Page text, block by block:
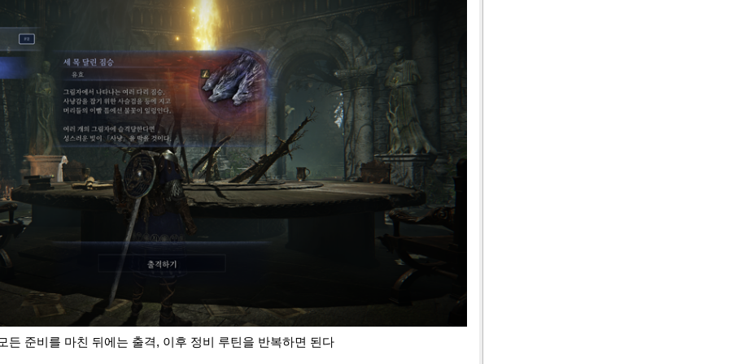
든 준비를 마친 뒤에는 출격, 이후 정비 루틴을 반복하면 된다